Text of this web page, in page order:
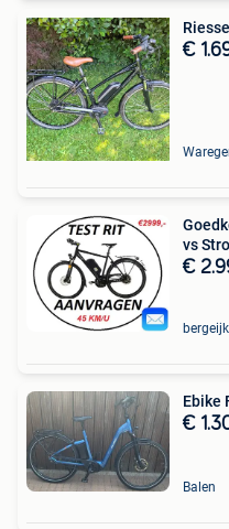
€
vs
€
bergeijk
Ebike
€
Balen